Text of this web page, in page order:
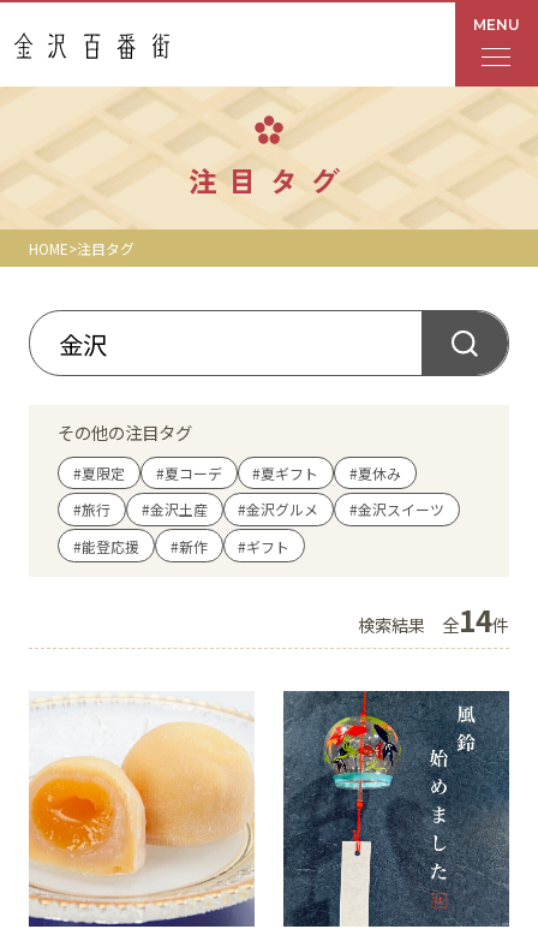
MENU
フロアガイド
あんと
Rinto
あんと西
レストラン・カフェ
ショップニュース
アクセス・パーキング
館内サービス
施設からのお知らせ
スタッフ募集
百番街くらぶ
注目タグ
HOME 注目タグ
その他の注目タグ
#夏限定 #夏コーデ #夏ギフト
#夏休み
#旅行
#金沢土産 #金沢グルメ
#金沢スイーツ
#能登応援
#新作 #ギフト
検索結果 全14件